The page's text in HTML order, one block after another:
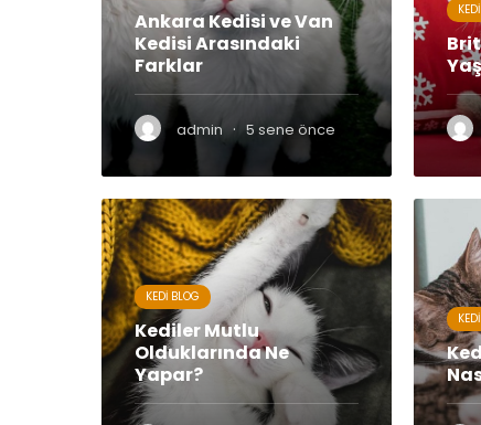
Ankara Kedisi ve Van
Kedisi Arasındaki
Farklar
admin · 5 sene önce
KEDI BLOG
Kediler Mutlu
Olduklarında Ne
Yapar?